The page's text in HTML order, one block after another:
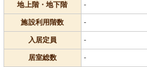
地上階・地下階 -
施設利用階数 -
入居定員 -
居室総数 -